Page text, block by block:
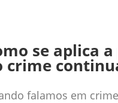
se aplica a
crime
falamos em crime